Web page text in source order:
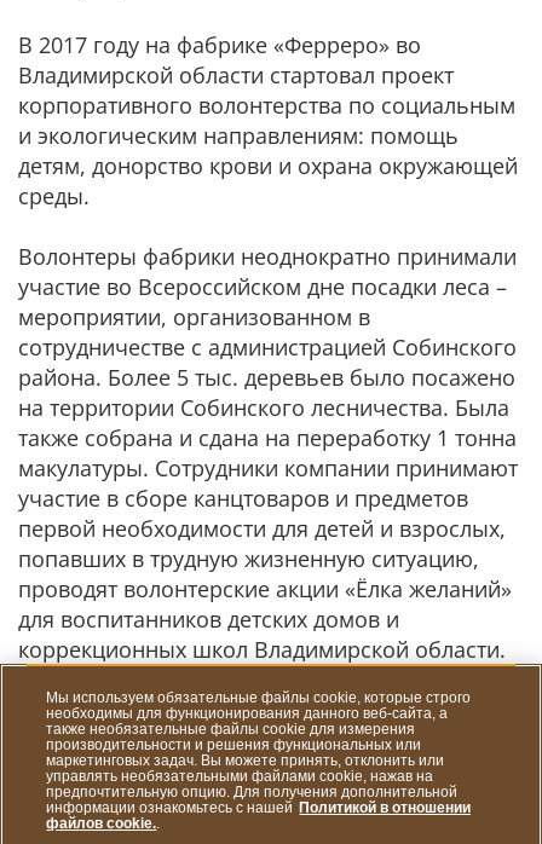
В 2017 году на фабрике «Ферреро» во
Владимирской области стартовал проект
корпоративного волонтерства по социальным
и экологическим направлениям: помощь
детям, донорство крови и охрана окружающей
среды.
Волонтеры фабрики неоднократно принимали
участие во Всероссийском дне посадки леса –
мероприятии, организованном в
сотрудничестве с администрацией Собинского
района. Более 5 тыс. деревьев было посажено
на территории Собинского лесничества. Была
также собрана и сдана на переработку 1 тонна
макулатуры. Сотрудники компании принимают
участие в сборе канцтоваров и предметов
первой необходимости для детей и взрослых,
попавших в трудную жизненную ситуацию,
проводят волонтерские акции «Ёлка желаний»
для воспитанников детских домов и
коррекционных школ Владимирской области.
За проведение волонтерских акций «Я донор»
в 2019 году компания получила
государственную награду «За развитие
донорства в регионе».
Мы используем обязательные файлы cookie, которые строго
необходимы для функционирования данного веб-сайта, а
также необязательные файлы cookie для измерения
производительности и решения функциональных или
маркетинговых задач. Вы можете принять, отклонить или
управлять необязательными файлами cookie, нажав на
предпочтительную опцию. Для получения дополнительной
информации ознакомьтесь с нашей Политикой в отношении
файлов cookie..